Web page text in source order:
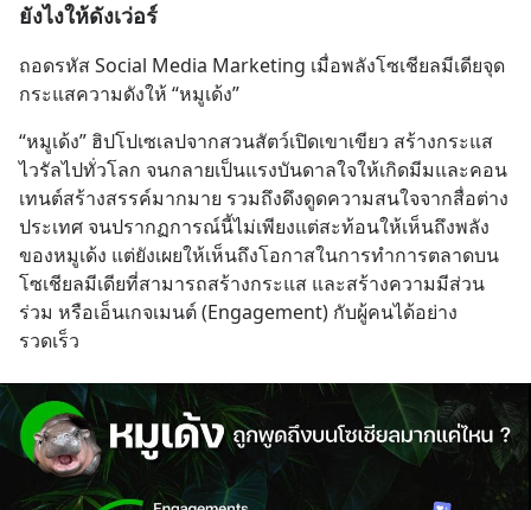
ยังไงให้ดังเว่อร์
ถอดรหัส Social Media Marketing เมื่อพลังโซเชียลมีเดียจุด
กระแสความดังให้ “หมูเด้ง”
“หมูเด้ง” ฮิปโปเซเลปจากสวนสัตว์เปิดเขาเขียว สร้างกระแส
ไวรัลไปทั่วโลก จนกลายเป็นแรงบันดาลใจให้เกิดมีมและคอน
เทนต์สร้างสรรค์มากมาย รวมถึงดึงดูดความสนใจจากสื่อต่าง
ประเทศ จนปรากฏการณ์นี้ไม่เพียงแต่สะท้อนให้เห็นถึงพลัง
ของหมูเด้ง แต่ยังเผยให้เห็นถึงโอกาสในการทำการตลาดบน
โซเชียลมีเดียที่สามารถสร้างกระแส และสร้างความมีส่วน
ร่วม หรือเอ็นเกจเมนต์ (Engagement) กับผู้คนได้อย่าง
รวดเร็ว